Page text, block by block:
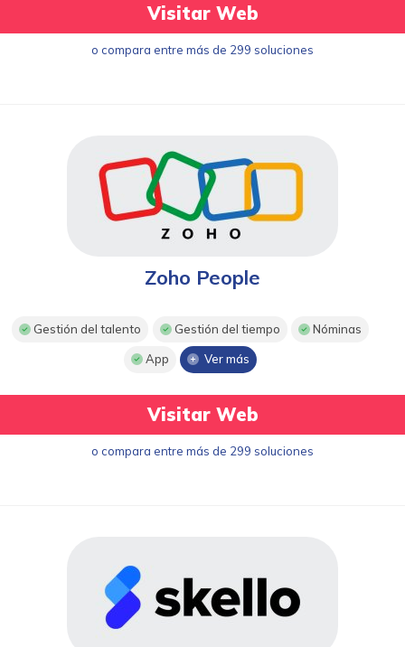
Visitar Web
o compara entre más de 299 soluciones
Zoho People
Gestión del talento Gestión del tiempo Nóminas
App Ver más
Visitar Web
o compara entre más de 299 soluciones